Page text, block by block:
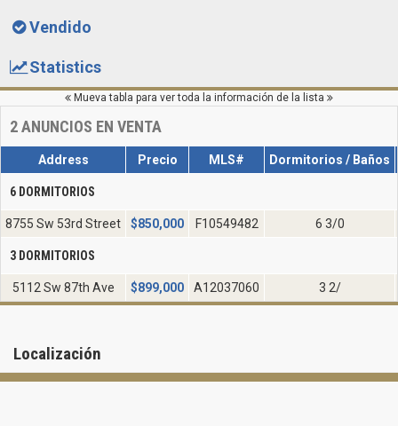
Vendido
Statistics
Mueva tabla para ver toda la información de la lista
2ANUNCIOS EN VENTA
Address Precio MLS# Dormitorios / Baños
6 DORMITORIOS
8755 Sw 53rd Street $850,000 F10549482 6 3/0
3 DORMITORIOS
5112 Sw 87th Ave $899,000 A12037060 3 2/
Localización